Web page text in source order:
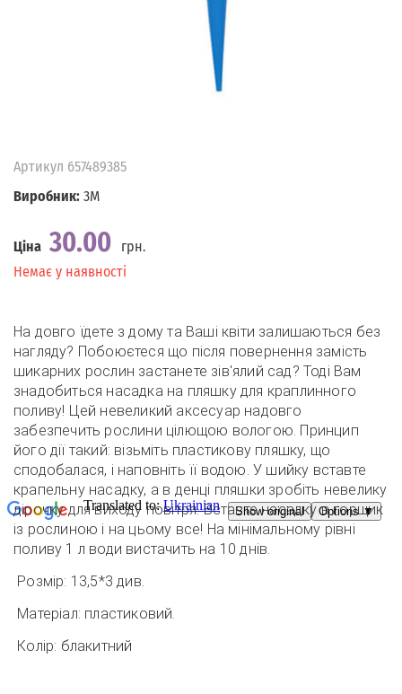
Артикул 657489385
Виробник: 3M
Ціна 30.00
грн.
Наявність
Немає у наявності
На довго їдете з дому та Ваші квіти залишаються без
нагляду? Побоюєтеся що після повернення замість
шикарних рослин застанете зів'ялий сад? Тоді Вам
знадобиться насадка на пляшку для краплинного
поливу! Цей невеликий аксесуар надовго
забезпечить рослини цілющою вологою. Принцип
його дії такий: візьміть пластикову пляшку, що
сподобалася, і наповніть її водою. У шийку вставте
крапельну насадку, а в денці пляшки зробіть невелику
дірочку для виходу повітря. Вставте насадку в горщик
із рослиною і на цьому все! На мінімальному рівні
поливу 1 л води вистачить на 10 днів.
Розмір: 13,5*3 див.
Матеріал: пластиковий.
Колір: блакитний